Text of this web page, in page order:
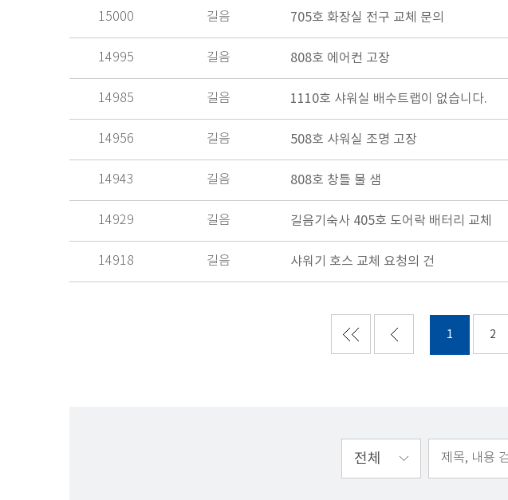
15000 길음 705호 화장실 전구 교체 문의
14995 길음 808호 에어컨 고장
14985 길음 1110호 샤워실 배수트랩이 없습니다.
14956 길음 508호 샤워실 조명 고장
14943 길음 808호 창틀 물 샘
14929 길음 길음기숙사 405호 도어락 배터리 교체
14918 길음 샤워기 호스 교체 요청의 건
1 2